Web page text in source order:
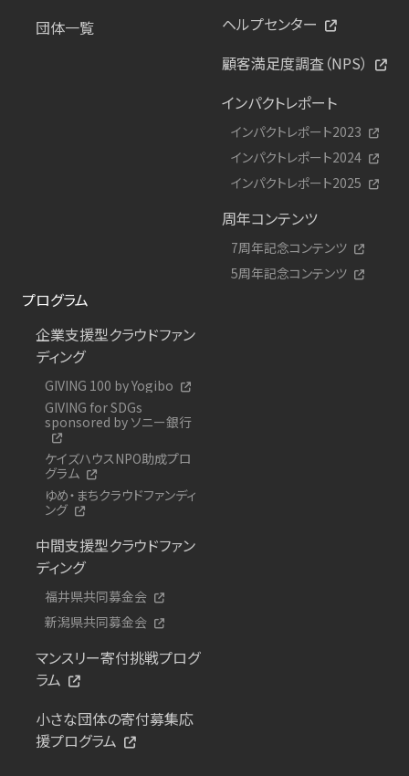
団体一覧
ヘルプセンター
顧客満足度調査（NPS）
インパクトレポート
インパクトレポート2023
インパクトレポート2024
インパクトレポート2025
周年コンテンツ
7周年記念コンテンツ
5周年記念コンテンツ
プログラム
企業支援型クラウドファン
ディング
GIVING 100 by Yogibo
GIVING for SDGs
sponsored by ソニー銀行
ケイズハウスNPO助成プロ
グラム
ゆめ・まちクラウドファンディ
ング
中間支援型クラウドファン
ディング
福井県共同募金会
新潟県共同募金会
マンスリー寄付挑戦プログ
ラム
小さな団体の寄付募集応
援プログラム